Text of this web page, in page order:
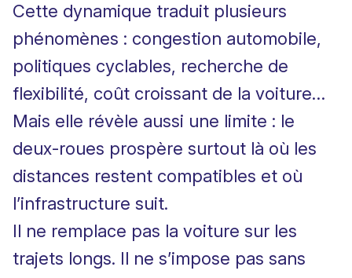
Cette dynamique traduit plusieurs
phénomènes : congestion automobile,
politiques cyclables, recherche de
flexibilité, coût croissant de la voiture…
Mais elle révèle aussi une limite : le
deux-roues prospère surtout là où les
distances restent compatibles et où
l’infrastructure suit.
Il ne remplace pas la voiture sur les
trajets longs. Il ne s’impose pas sans